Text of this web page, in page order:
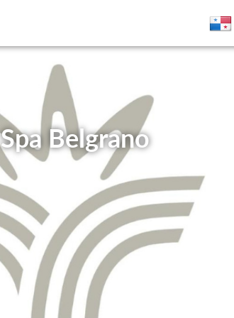
Spa Belgrano